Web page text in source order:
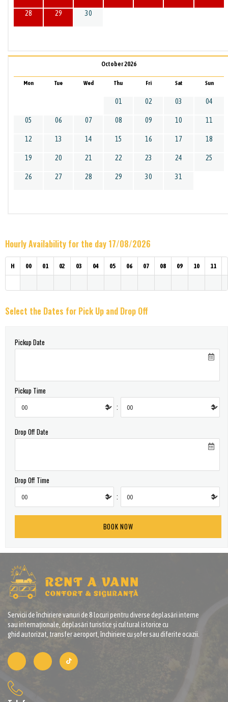
28 29 30
October 2026
Mon Tue Wed Thu Fri Sat Sun
01 02 03 04
05 06 07 08 09 10 11
12 13 14 15 16 17 18
19 20 21 22 23 24 25
26 27 28 29 30 31
Hourly Availability for the day 17/08/2026
H 00 01 02 03 04 05 06 07 08 09 10 11
Select the Dates for Pick Up and Drop Off
Pickup Date
Pickup Time
:
Drop Off Date
Drop Off Time
:
Servicii de închiriere vanuri de 8 locuri pentru diverse deplasări interne
sau internaționale, deplasări turistice și cultural istorice cu
ghid autorizat, transfer aeroport, închiriere cu șofer sau diferite ocazii.